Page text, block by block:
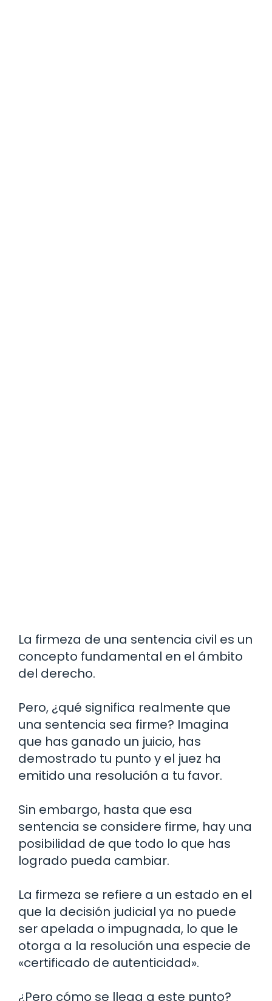
La firmeza de una sentencia civil es un
concepto fundamental en el ámbito
del derecho.
Pero, ¿qué significa realmente que
una sentencia sea firme? Imagina
que has ganado un juicio, has
demostrado tu punto y el juez ha
emitido una resolución a tu favor.
Sin embargo, hasta que esa
sentencia se considere firme, hay una
posibilidad de que todo lo que has
logrado pueda cambiar.
La firmeza se refiere a un estado en el
que la decisión judicial ya no puede
ser apelada o impugnada, lo que le
otorga a la resolución una especie de
«certificado de autenticidad».
¿Pero cómo se llega a este punto?